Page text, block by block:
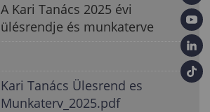
A Kari Tanács 2025 évi
ülésrendje és munkaterve
Kari Tanács Ülesrend es
Munkaterv_2025.pdf